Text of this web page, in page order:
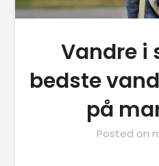
Vandre i
bedste
på
Posted on